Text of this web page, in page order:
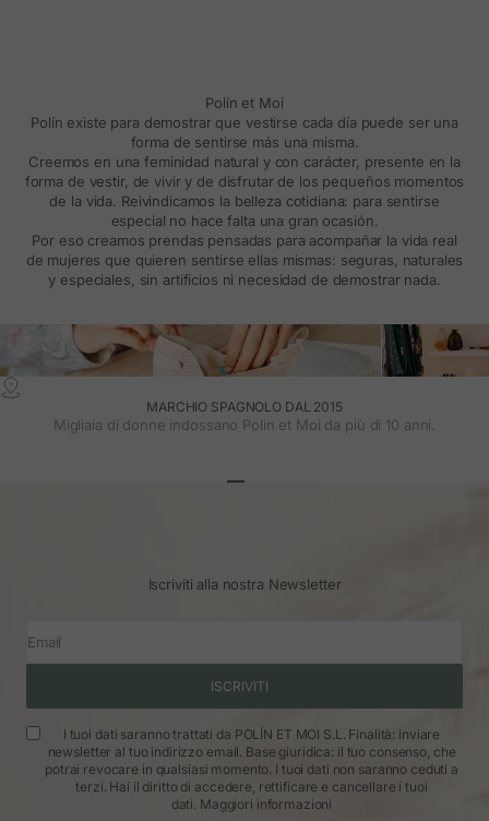
Polín et Moi
Polín existe para demostrar que vestirse cada día puede ser una
forma de sentirse más una misma.
Creemos en una feminidad natural y con carácter, presente en la
forma de vestir, de vivir y de disfrutar de los pequeños momentos
de la vida. Reivindicamos la belleza cotidiana: para sentirse
especial no hace falta una gran ocasión.
Por eso creamos prendas pensadas para acompañar la vida real
de mujeres que quieren sentirse ellas mismas: seguras, naturales
y especiales, sin artificios ni necesidad de demostrar nada.
MARCHIO SPAGNOLO DAL 2015
Migliaia di donne indossano Polin et Moi da più di 10 anni.
Iscriviti alla nostra Newsletter
Email
ISCRIVITI
I tuoi dati saranno trattati da POLÍN ET MOI S.L. Finalità: inviare
newsletter al tuo indirizzo email. Base giuridica: il tuo consenso, che
potrai revocare in qualsiasi momento. I tuoi dati non saranno ceduti a
terzi. Hai il diritto di accedere, rettificare e cancellare i tuoi
dati. Maggiori informazioni